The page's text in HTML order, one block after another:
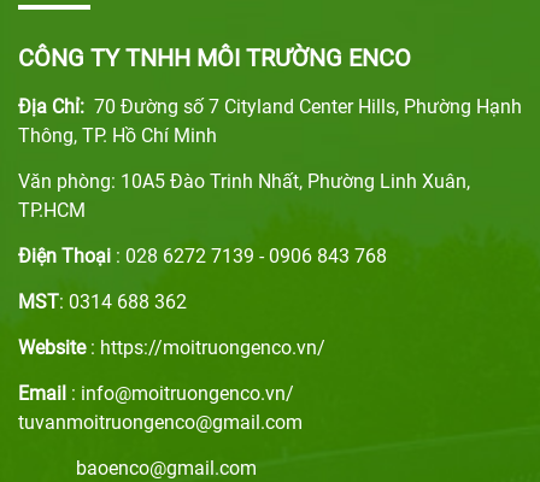
CÔNG TY TNHH MÔI TRƯỜNG ENCO
Địa Chỉ: 70 Đường số 7 Cityland Center Hills, Phường Hạnh
Thông, TP. Hồ Chí Minh
Văn phòng: 10A5 Đào Trinh Nhất, Phường Linh Xuân,
TP.HCM
Điện Thoại : 028 6272 7139 - 0906 843 768
MST: 0314 688 362
Website: https://moitruongenco.vn/
Email : info@moitruongenco.vn/
tuvanmoitruongenco@gmail.com
baoenco@gmail.com